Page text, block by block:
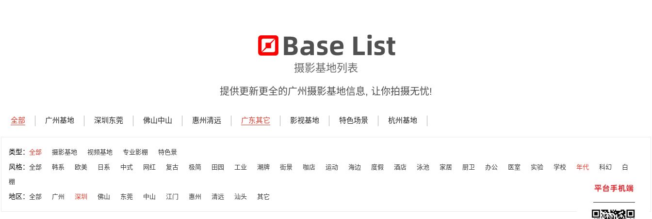
摄影基地列表
提供更新更全的广州摄影基地信息, 让你拍摄无忧!
全部 广州基地 深圳东莞 佛山中山 惠州清远 广东其它 影视基地 特色场景 杭州基地
类型： 全部 摄影基地 视频基地 专业影棚 特色景
风格： 全部 韩系 欧美 日系 中式 网红 复古 极简 田园 工业 潮牌 街景 咖店 运动 海边 度假 酒店 泳池 家居 厨卫 办公 医室 实验 学校 年代 科幻
白
棚
地区： 全部 广州 深圳 佛山 东莞 中山 江门 惠州 清远 汕头 其它